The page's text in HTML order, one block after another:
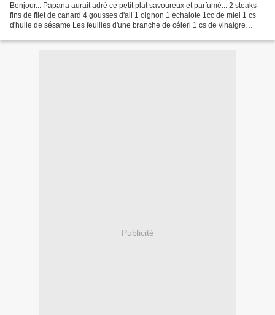
Bonjour... Papana aurait adré ce petit plat savoureux et parfumé... 2 steaks
fins de filet de canard 4 gousses d'ail 1 oignon 1 échalote 1cc de miel 1 cs
d'huile de sésame Les feuilles d'une branche de céleri 1 cs de vinaigre
Publicité